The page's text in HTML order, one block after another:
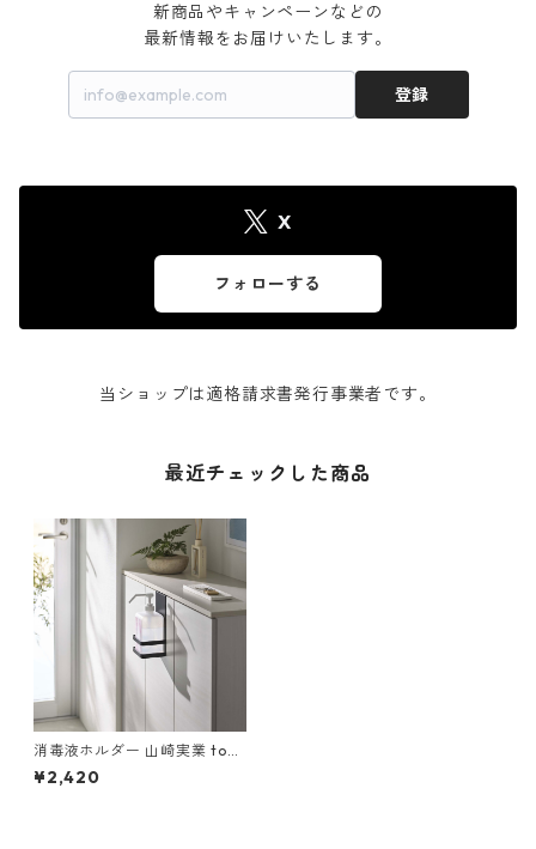
新商品やキャンペーンなどの
最新情報をお届けいたします。
登録
X
フォローする
当ショップは適格請求書発行事業者です。
最近チェックした商品
消毒液ホルダー 山崎実業 tow
er タワー 引っかけアルコール
除菌ボトルラック ブラック
¥2,420